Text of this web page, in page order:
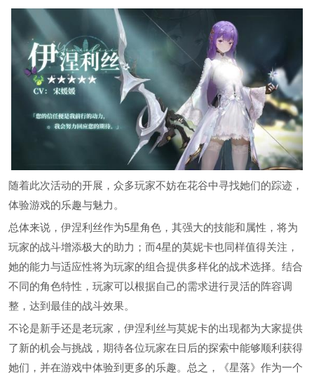
随着此次活动的开展，众多玩家不妨在花谷中寻找她们的踪迹，
体验游戏的乐趣与魅力。
总体来说，伊涅利丝作为5星角色，其强大的技能和属性，将为
玩家的战斗增添极大的助力；而4星的莫妮卡也同样值得关注，
她的能力与适应性将为玩家的组合提供多样化的战术选择。结合
不同的角色特性，玩家可以根据自己的需求进行灵活的阵容调
整，达到最佳的战斗效果。
不论是新手还是老玩家，伊涅利丝与莫妮卡的出现都为大家提供
了新的机会与挑战，期待各位玩家在日后的探索中能够顺利获得
她们，并在游戏中体验到更多的乐趣。总之，《星落》作为一个